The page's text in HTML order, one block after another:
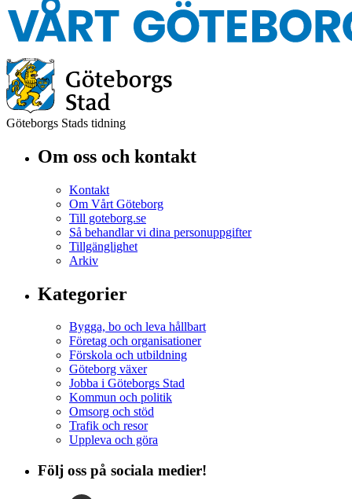
Göteborgs Stads tidning
Om oss och kontakt
Kontakt
Om Vårt Göteborg
Till goteborg.se
Så behandlar vi dina personuppgifter
Tillgänglighet
Arkiv
Kategorier
Bygga, bo och leva hållbart
Företag och organisationer
Förskola och utbildning
Göteborg växer
Jobba i Göteborgs Stad
Kommun och politik
Omsorg och stöd
Trafik och resor
Uppleva och göra
Följ oss på sociala medier!